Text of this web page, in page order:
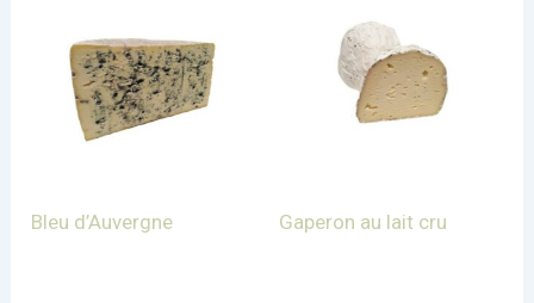
Bleu d’Auvergne Gaperon au lait cru